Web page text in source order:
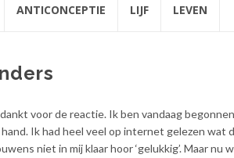
ANTICONCEPTIE LIJF LEVEN
voor de reactie. Ik ben vandaag
Ik had heel veel op internet gelezen wat
niet in mij klaar hoor ‘gelukkig’. Maar